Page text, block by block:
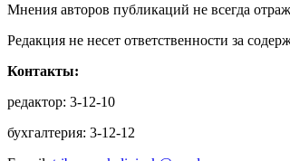
Мнения авторов публикаций не всегда
Редакция не несет ответственности за
Контакты:
редактор: 3-12-10
бухгалтерия: 3-12-12